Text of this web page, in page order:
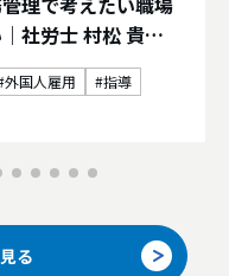
社労士 村松 貴通
外国人雇用
指導
る